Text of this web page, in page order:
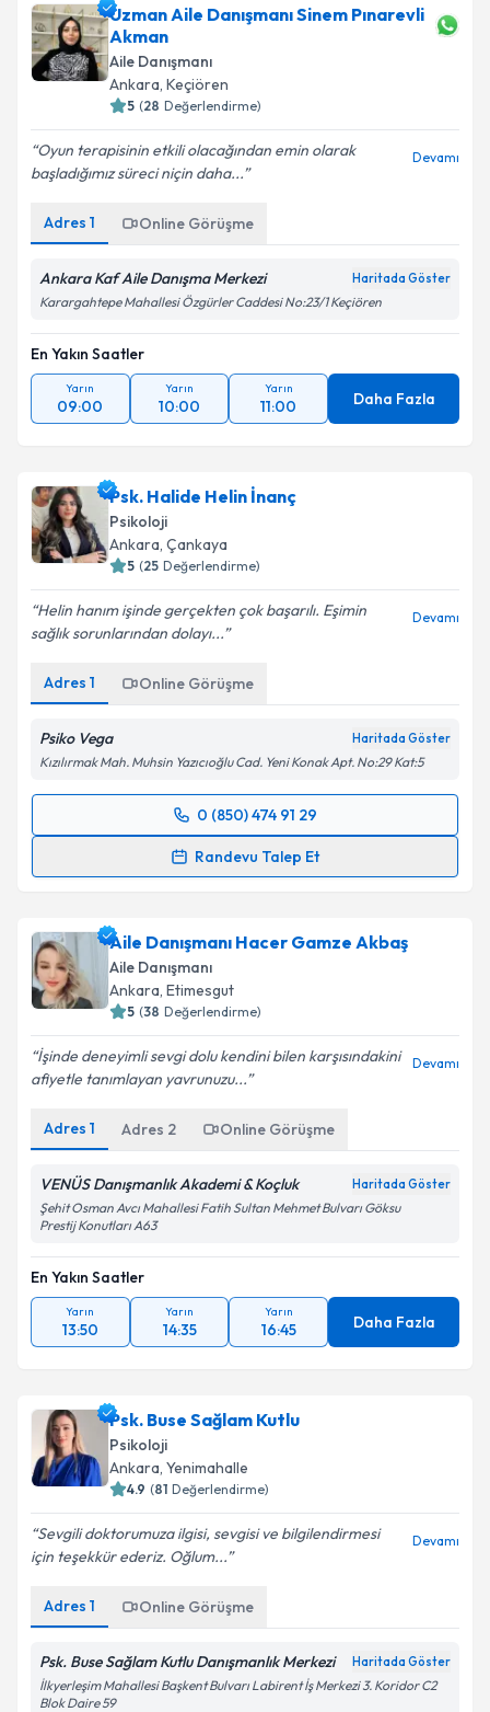
Uzman Aile Danışmanı Sinem Pınarevli
Akman
Aile Danışmanı
Ankara, Keçiören
5 (28 Değerlendirme)
Oyun terapisinin etkili olacağından emin olarak
başladığımız süreci niçin daha...
Devamı
Adres 1 Online Görüşme
Ankara Kaf Aile Danışma Merkezi Haritada Göster
Karargahtepe Mahallesi Özgürler Caddesi No:23/1 Keçiören
En Yakın Saatler
Yarın
09:00
Yarın
10:00
Yarın
11:00 Daha Fazla
Psk. Halide Helin İnanç
Psikoloji
Ankara, Çankaya
5 (25 Değerlendirme)
Helin hanım işinde gerçekten çok başarılı. Eşimin
sağlık sorunlarından dolayı...
Devamı
Adres 1 Online Görüşme
Psiko Vega Haritada Göster
Kızılırmak Mah. Muhsin Yazıcıoğlu Cad. Yeni Konak Apt. No:29 Kat:5
0 (850) 474 91 29
Randevu Talep Et
Randevu Takvimi Talebi
takvim hazırlandığında e-posta ile bilgilendireceğiz.
E-posta Adresiniz
Kişisel verilerimin işlenmesine ilişkin
kapsamda işlenmesini kabul ediyorum.
Takvim Talebini Gönder
Aile Danışmanı Hacer Gamze Akbaş
Aile Danışmanı
Ankara, Etimesgut
5 (38 Değerlendirme)
İşinde deneyimli sevgi dolu kendini bilen karşısındakini
afiyetle tanımlayan yavrunuzu...
Devamı
Adres 1 Adres 2 Online Görüşme
VENÜS Danışmanlık Akademi & Koçluk Haritada Göster
Şehit Osman Avcı Mahallesi Fatih Sultan Mehmet Bulvarı Göksu
Prestij Konutları A63
En Yakın Saatler
Yarın
13:50
Yarın
14:35
Yarın
16:45 Daha Fazla
Psk. Buse Sağlam Kutlu
Psikoloji
Ankara, Yenimahalle
4.9 (81 Değerlendirme)
Sevgili doktorumuza ilgisi, sevgisi ve bilgilendirmesi
için teşekkür ederiz. Oğlum...
Devamı
Adres 1 Online Görüşme
Psk. Buse Sağlam Kutlu Danışmanlık Merkezi Haritada Göster
İlkyerleşim Mahallesi Başkent Bulvarı Labirent İş Merkezi 3. Koridor C2
Blok Daire 59